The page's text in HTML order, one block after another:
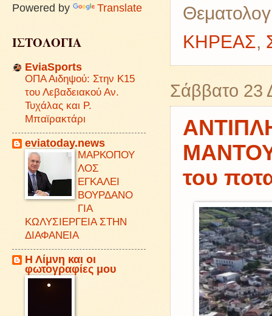
ΚΗΡΕΑΣ,
Σάββατο 23
του
Powered by Translate
ΙΣΤΟΛΟΓΙΑ
EviaSports
ΟΠΑ Αιδηψού: Στην Κ15
του Λεβαδειακού Αν.
Τυχάλας και Ρ.
Μπαϊρακτάρι
eviatoday.news
ΜΑΡΚΟΠΟΥ
ΛΟΣ
ΕΓΚΑΛΕΙ
ΒΟΥΡΔΑΝΟ
ΓΙΑ
ΚΩΛΥΣΙΕΡΓΕΙΑ ΣΤΗΝ
ΔΙΑΦΑΝΕΙΑ
Η Λίμνη και οι
φωτογραφίες μου